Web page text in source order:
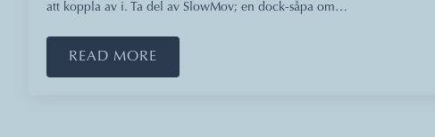
att koppla av i. Ta del av SlowMov; en dock-såpa om…
READ MORE